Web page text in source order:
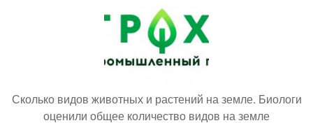
Сколько видов животных и растений на земле. Биологи
оценили общее количество видов на земле